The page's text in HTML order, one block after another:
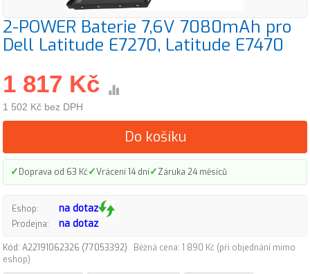
2-POWER Baterie 7,6V 7080mAh pro
Dell Latitude E7270, Latitude E7470
1 817 Kč
1 502 Kč bez DPH
Do košíku
✓Doprava od 63 Kč✓Vrácení 14 dní✓Záruka 24 měsíců
Eshop: na dotaz
Prodejna: na dotaz
Kód: A22191062326 (77053392)
Běžná cena: 1 890 Kč (při objednání mimo
eshop)